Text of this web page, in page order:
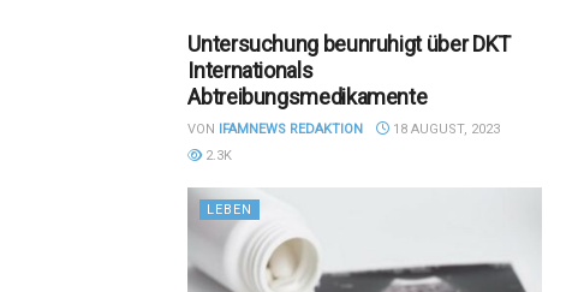
Untersuchung beunruhigt über DKT
Internationals
Abtreibungsmedikamente
VON IFAMNEWS REDAKTION
18 AUGUST, 2023
2.3K
LEBEN